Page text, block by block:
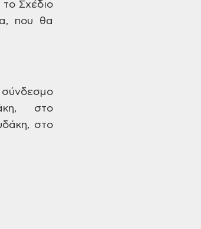
το Σχέδιο
που θα
στο
στο